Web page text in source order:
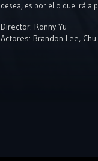
desea, es por ello que irá a
Director: Ronny Yu
Actores: Brandon Lee,